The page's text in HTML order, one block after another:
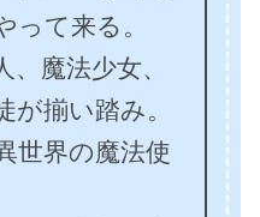
って来る。
魔法少女、
が揃い踏み。
世界の魔法使